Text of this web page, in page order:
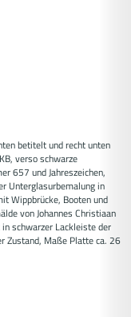
betitelt und recht unten
verso schwarze
657 und Jahreszeichen,
Unterglasurbemalung in
Wippbrücke, Booten und
von Johannes Christiaan
schwarzer Lackleiste der
Zustand, Maße Platte ca. 26